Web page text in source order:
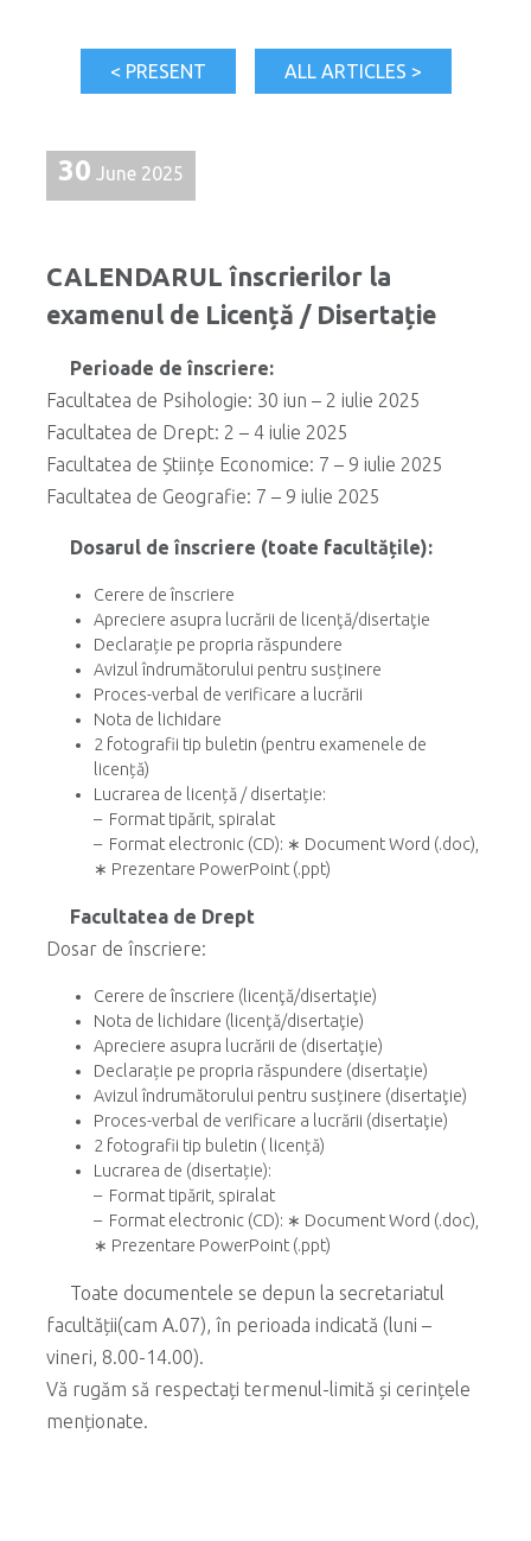
< PRESENT ALL ARTICLES >
30 June 2025
CALENDARUL înscrierilor la
examenul de Licență / Disertație
Perioade de înscriere:
Facultatea de Psihologie: 30 iun – 2 iulie 2025
Facultatea de Drept: 2 – 4 iulie 2025
Facultatea de Științe Economice: 7 – 9 iulie 2025
Facultatea de Geografie: 7 – 9 iulie 2025
Dosarul de înscriere (toate facultățile):
Cerere de înscriere
Apreciere asupra lucrării de licenţă/disertaţie
Declarație pe propria răspundere
Avizul îndrumătorului pentru susținere
Proces-verbal de verificare a lucrării
Nota de lichidare
2 fotografii tip buletin (pentru examenele de
licență)
Lucrarea de licență / disertație:
– Format tipărit, spiralat
– Format electronic (CD): ∗ Document Word (.doc),
∗ Prezentare PowerPoint (.ppt)
Facultatea de Drept
Dosar de înscriere:
Cerere de înscriere (licenţă/disertaţie)
Nota de lichidare (licenţă/disertaţie)
Apreciere asupra lucrării de (disertaţie)
Declarație pe propria răspundere (disertaţie)
Avizul îndrumătorului pentru susținere (disertaţie)
Proces-verbal de verificare a lucrării (disertaţie)
2 fotografii tip buletin ( licență)
Lucrarea de (disertație):
– Format tipărit, spiralat
– Format electronic (CD): ∗ Document Word (.doc),
∗ Prezentare PowerPoint (.ppt)
Toate documentele se depun la secretariatul
facultății(cam A.07), în perioada indicată (luni –
vineri, 8.00-14.00).
Vă rugăm să respectați termenul-limită și cerințele
menționate.